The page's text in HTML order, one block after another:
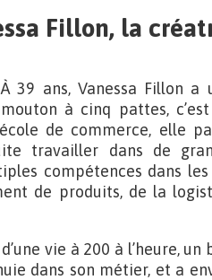
Fillon, la
À 39 ans, Vanessa Fillon
mouton à cinq pattes,
de commerce, elle
travailler dans de
compétences dans
de produits, de la
vie à 200 à l’heure,
dans son métier, et a